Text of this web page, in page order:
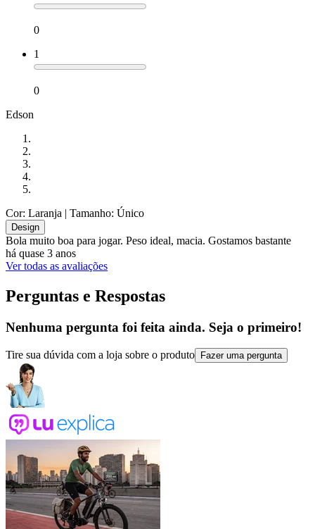
0
1
0
Edson
Cor: Laranja | Tamanho: Único
Design
Bola muito boa para jogar. Peso ideal, macia. Gostamos bastante
há quase 3 anos
Ver todas as avaliações
Perguntas e Respostas
Nenhuma pergunta foi feita ainda. Seja o primeiro!
Tire sua dúvida com a loja sobre o produto Fazer uma pergunta